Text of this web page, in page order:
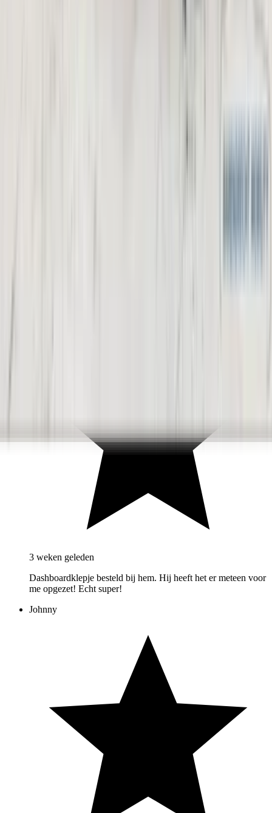
3 weken geleden
Dashboardklepje besteld bij hem. Hij heeft het er meteen voor
me opgezet! Echt super!
Johnny